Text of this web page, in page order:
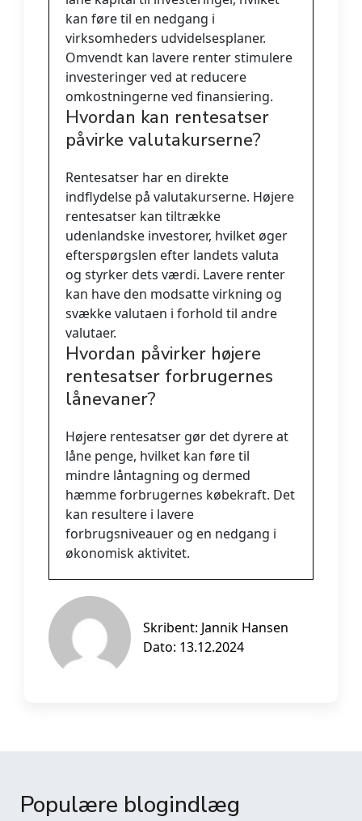
kan føre til en nedgang i
virksomheders udvidelsesplaner.
Omvendt kan lavere renter stimulere
investeringer ved at reducere
omkostningerne ved finansiering.
Hvordan kan rentesatser
påvirke valutakurserne?
Rentesatser har en direkte
indflydelse på valutakurserne. Højere
rentesatser kan tiltrække
udenlandske investorer, hvilket øger
efterspørgslen efter landets valuta
og styrker dets værdi. Lavere renter
kan have den modsatte virkning og
svække valutaen i forhold til andre
valutaer.
Hvordan påvirker højere
rentesatser forbrugernes
lånevaner?
Højere rentesatser gør det dyrere at
låne penge, hvilket kan føre til
mindre låntagning og dermed
hæmme forbrugernes købekraft. Det
kan resultere i lavere
forbrugsniveauer og en nedgang i
økonomisk aktivitet.
Skribent: Jannik Hansen
Dato: 13.12.2024
Populære blogindlæg